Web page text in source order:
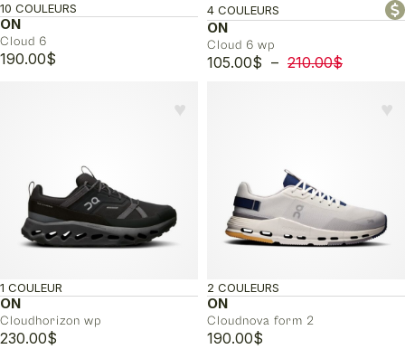
ON
Cloud 6
10 COULEURS
190.00$
ON
Cloud 6 wp
4 COULEURS
105.00$ – 210.00$Plage
♥︎
ON
Cloudhorizon wp
1 COULEUR
230.00$
♥︎
ON
Cloudnova form 2
2 COULEURS
190.00$